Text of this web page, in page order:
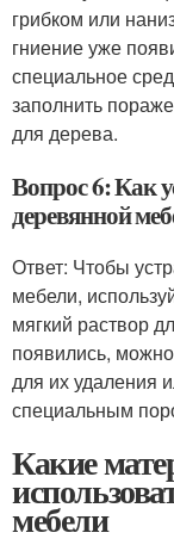
грибком или
гниение уже
специальное
заполнить
для дерева.
Вопрос 6: Как
деревянной
Ответ: Чтобы
мебели,
мягкий раствор
появились,
для их удаления
специальным
Какие
мебели